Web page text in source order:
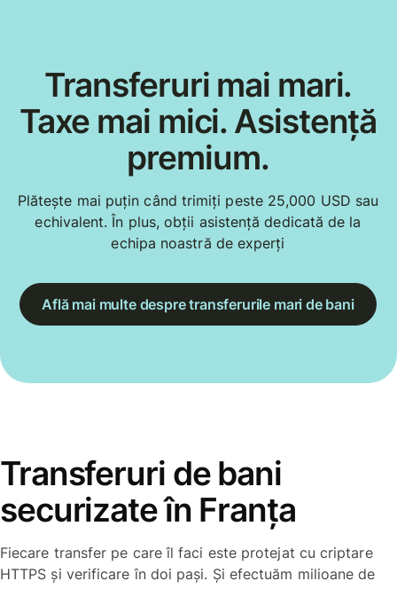
Transferuri mai mari.
Taxe mai mici. Asistență
premium.
Plătește mai puțin când trimiți peste 25,000 USD sau
echivalent. În plus, obții asistență dedicată de la
echipa noastră de experți
Află mai multe despre transferurile mari de bani
Transferuri de bani
securizate în Franța
Fiecare transfer pe care îl faci este protejat cu criptare
HTTPS și verificare în doi pași. Și efectuăm milioane de